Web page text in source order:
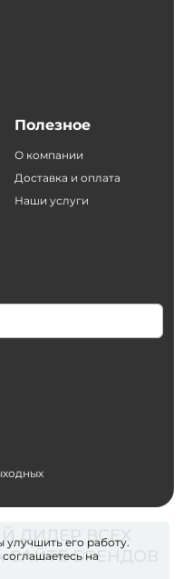
Полезное
О компании
Доставка и оплата
Наши услуги
ДИЛЕР ВСЕХ
БРЕНДОВ
улучшить его работу.
на